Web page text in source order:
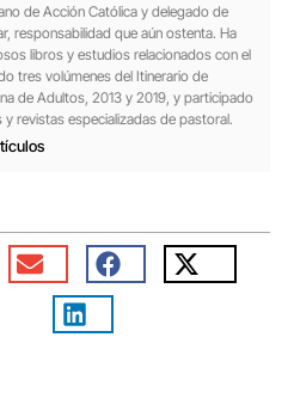
de Acción Católica y delegado de
responsabilidad que aún ostenta. Ha
libros y estudios relacionados con el
tres volúmenes del Itinerario de
de Adultos, 2013 y 2019, y participado
revistas especializadas de pastoral.